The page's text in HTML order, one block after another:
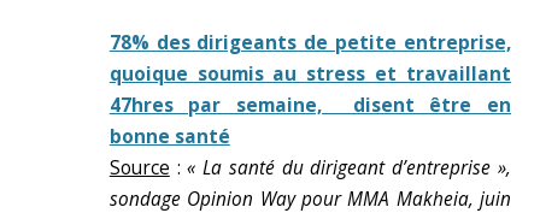
78% des dirigeants de petite entreprise,
quoique soumis au stress et travaillant
47hres par semaine, disent être en
bonne santé
Source :« La santé du dirigeant d’entreprise »,
sondage Opinion Way pour MMA Makheia, juin